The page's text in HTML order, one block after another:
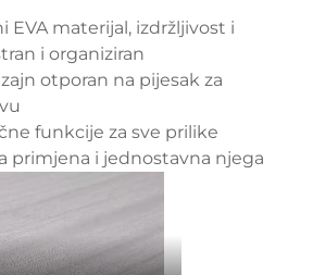
EVA materijal, izdržljivost i
i organiziran
otporan na pijesak za
funkcije za sve prilike
primjena i jednostavna njega